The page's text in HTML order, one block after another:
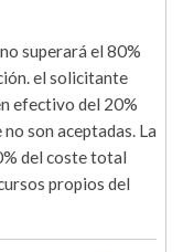
superará el 80%
el solicitante
efectivo del 20%
son aceptadas. La
del coste total
propios del